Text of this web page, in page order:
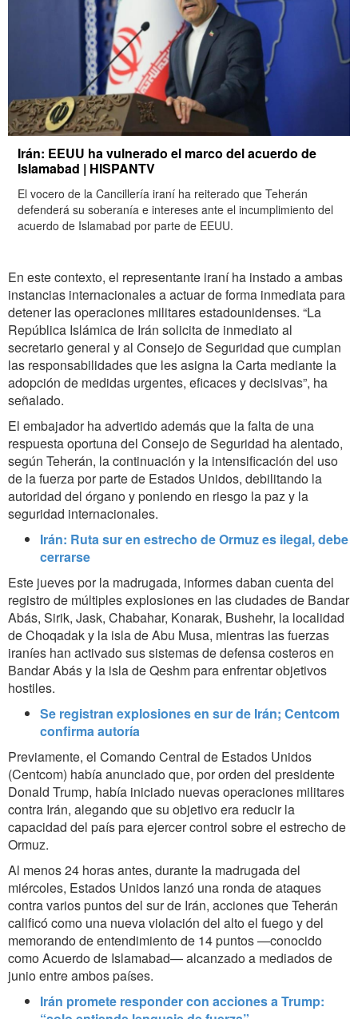
Irán: EEUU ha vulnerado el marco del acuerdo de
Islamabad | HISPANTV
El vocero de la Cancillería iraní ha reiterado que Teherán
defenderá su soberanía e intereses ante el incumplimiento del
acuerdo de Islamabad por parte de EEUU.
En este contexto, el representante iraní ha instado a ambas
instancias internacionales a actuar de forma inmediata para
detener las operaciones militares estadounidenses. “La
República Islámica de Irán solicita de inmediato al
secretario general y al Consejo de Seguridad que cumplan
las responsabilidades que les asigna la Carta mediante la
adopción de medidas urgentes, eficaces y decisivas”, ha
señalado.
El embajador ha advertido además que la falta de una
respuesta oportuna del Consejo de Seguridad ha alentado,
según Teherán, la continuación y la intensificación del uso
de la fuerza por parte de Estados Unidos, debilitando la
autoridad del órgano y poniendo en riesgo la paz y la
seguridad internacionales.
Irán: Ruta sur en estrecho de Ormuz es ilegal, debe
cerrarse
Este jueves por la madrugada, informes daban cuenta del
registro de múltiples explosiones en las ciudades de Bandar
Abás, Sirik, Jask, Chabahar, Konarak, Bushehr, la localidad
de Choqadak y la isla de Abu Musa, mientras las fuerzas
iraníes han activado sus sistemas de defensa costeros en
Bandar Abás y la isla de Qeshm para enfrentar objetivos
hostiles.
Se registran explosiones en sur de Irán; Centcom
confirma autoría
Previamente, el Comando Central de Estados Unidos
(Centcom) había anunciado que, por orden del presidente
Donald Trump, había iniciado nuevas operaciones militares
contra Irán, alegando que su objetivo era reducir la
capacidad del país para ejercer control sobre el estrecho de
Ormuz.
Al menos 24 horas antes, durante la madrugada del
miércoles, Estados Unidos lanzó una ronda de ataques
contra varios puntos del sur de Irán, acciones que Teherán
calificó como una nueva violación del alto el fuego y del
memorando de entendimiento de 14 puntos —conocido
como Acuerdo de Islamabad— alcanzado a mediados de
junio entre ambos países.
Irán promete responder con acciones a Trump: